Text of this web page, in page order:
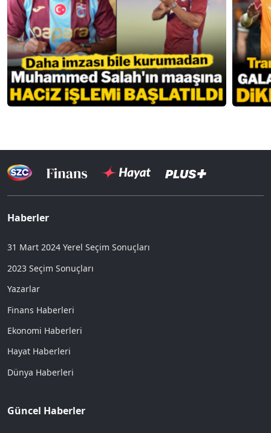
Haberler
31 Mart 2024 Yerel Seçim Sonuçları
2023 Seçim Sonuçları
Yazarlar
Finans Haberleri
Ekonomi Haberleri
Hayat Haberleri
Dünya Haberleri
Güncel Haberler